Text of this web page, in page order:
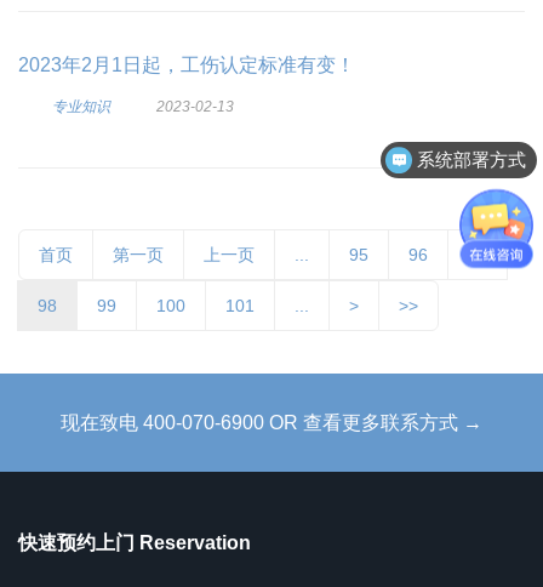
2023年2月1日起，工伤认定标准有变！
专业知识 2023-02-13
首页 第一页 上一页 95 96 97
98 99 100 101 > >>
现在致电 400-070-6900 OR 查看更多联系方式 →
快速预约上门 Reservation
系统部署方式
客户案例分享